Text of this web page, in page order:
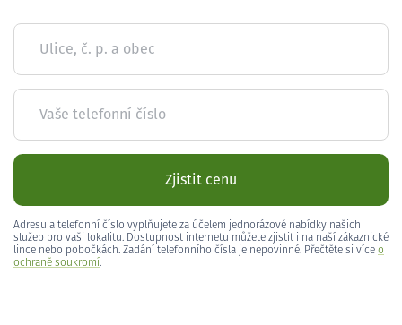
Ulice, č. p. a obec
Vaše telefonní číslo
Zjistit cenu
Adresu a telefonní číslo vyplňujete za účelem jednorázové nabídky našich
služeb pro vaši lokalitu. Dostupnost internetu můžete zjistit i na naší zákaznické
lince nebo pobočkách. Zadání telefonního čísla je nepovinné. Přečtěte si více o
ochraně soukromí.